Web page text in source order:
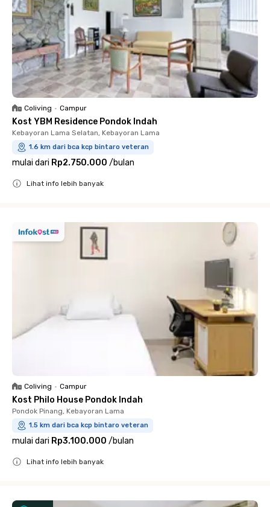
Coliving • Campur
Kost YBM Residence Pondok Indah
Kebayoran Lama Selatan, Kebayoran Lama
1.6 km dari bca kcp bintaro veteran
mulai dari Rp2.750.000 /bulan
Lihat info lebih banyak
Coliving • Campur
Kost Philo House Pondok Indah
Pondok Pinang, Kebayoran Lama
1.5 km dari bca kcp bintaro veteran
mulai dari Rp3.100.000 /bulan
Lihat info lebih banyak